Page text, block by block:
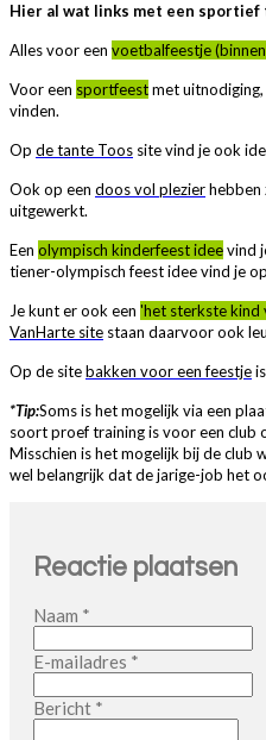
Hier al wat links met een sportief
Alles voor een voetbalfeestje
Voor een sportfeestmet
vinden.
Op de tante Toos site vind je ook
Ook op een doos vol plezierhebben
uitgewerkt.
Een olympisch kinderfeest ideevind
tiener-olympisch feest idee vind je op
Je kunt er ook een 'het sterkste kind
VanHarte site staan daarvoor ook
Op de sitebakken voor een feestje
*Tip:Soms is het mogelijk via een
soort proef training is voor een
Misschien is het mogelijk bij de club
wel belangrijk dat de jarige-job het
Reactie plaatsen
Naam *
E-mailadres *
Bericht *